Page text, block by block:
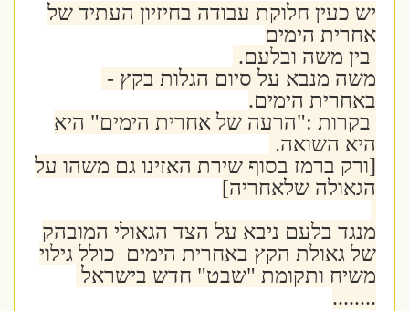
יש כעין חלוקת עבודה בחיזיון העתיד של
אחרית הימים
בין משה ובלעם.
משה מנבא על סיום הגלות בקץ -
באחרית הימים.
בקרות :"הרעה של אחרית הימים" היא
היא השואה.
[ורק ברמז בסוף שירת האזינו גם משהו על
הגאולה שלאחריה]
מנגד בלעם ניבא על הצד הגאולי המובהק
של גאולת הקץ באחרית הימים כולל גילוי
משיח ותקומת "שבט" חדש בישראל
........